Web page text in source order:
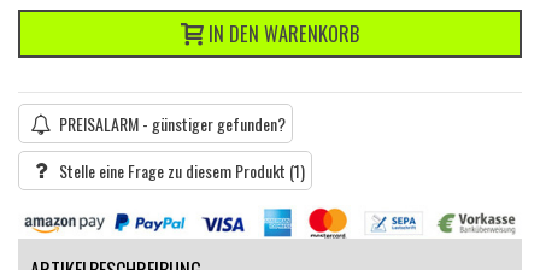
IN DEN WARENKORB
PREISALARM - günstiger gefunden?
Stelle eine Frage zu diesem Produkt (1)